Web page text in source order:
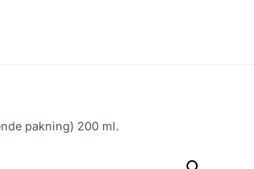
pakning) 200 ml.